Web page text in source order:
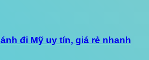
đi Mỹ uy tín, giá rẻ nhanh